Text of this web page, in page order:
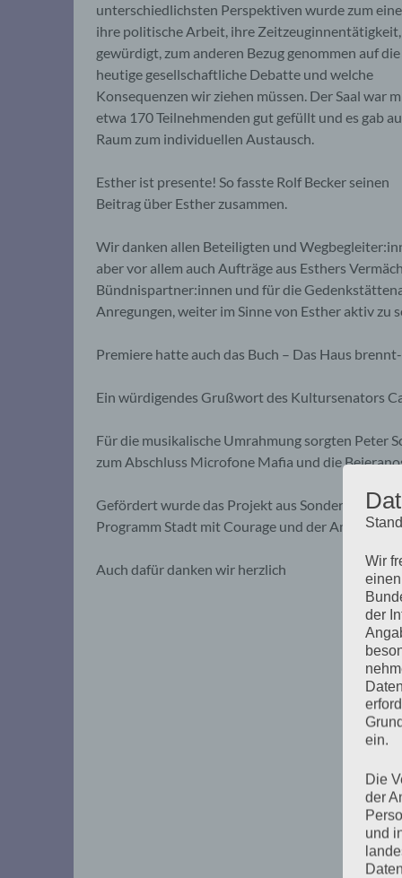
unterschiedlichsten Perspektiven wurde zum
ihre politische Arbeit, ihre Zeitzeuginnentätigkeit,
gewürdigt, zum anderen Bezug genommen auf die
heutige gesellschaftliche Debatte und welche
Konsequenzen wir ziehen müssen. Der Saal war
etwa 170 Teilnehmenden gut gefüllt und es gab
Raum zum individuellen Austausch.
Esther ist presente! So fasste Rolf Becker seinen
Beitrag über Esther zusammen.
Wir danken allen Beteiligten und
aber vor allem auch Aufträge aus Esthers
Bündnispartner:innen und für die
Anregungen, weiter im Sinne von Esther aktiv zu
Premiere hatte auch das Buch – Das Haus
Ein würdigendes Grußwort des Kultursenators
Für die musikalische Umrahmung sorgten Peter
zum Abschluss Microfone Mafia und die
Gefördert wurde das Projekt aus Sondermitteln
Programm Stadt mit Courage und der Amadeo
Auch dafür danken wir herzlich
Wir
der
ein.
Die
der
und